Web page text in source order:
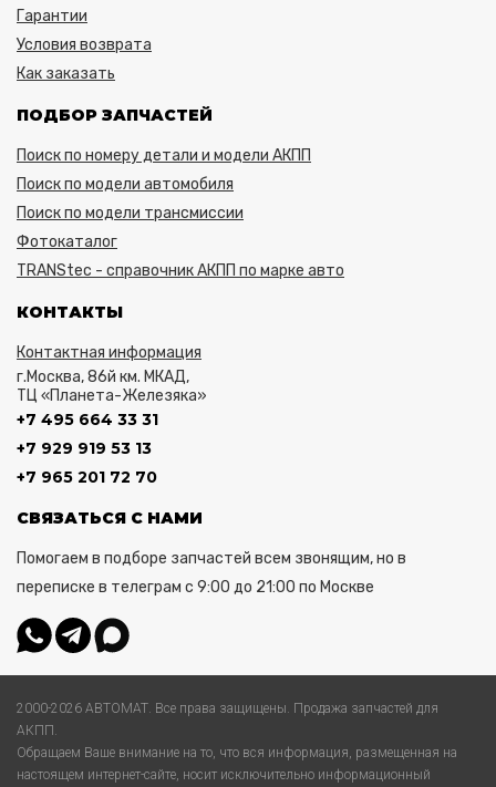
Гарантии
Условия возврата
Как заказать
ПОДБОР ЗАПЧАСТЕЙ
Поиск по номеру детали и модели АКПП
Поиск по модели автомобиля
Поиск по модели трансмиссии
Фотокаталог
TRANStec - справочник АКПП по марке авто
КОНТАКТЫ
Контактная информация
г.Москва, 86й км. МКАД,
ТЦ «Планета-Железяка»
+7 495 664 33 31
+7 929 919 53 13
+7 965 201 72 70
СВЯЗАТЬСЯ С НАМИ
Помогаем в подборе запчастей всем звонящим, но в
переписке в телеграм с 9:00 до 21:00 по Москве
2000-2026 АВТОМАТ. Все права защищены. Продажа запчастей для
АКПП.
Обращаем Ваше внимание на то, что вся информация, размещенная на
настоящем интернет-сайте, носит исключительно информационный